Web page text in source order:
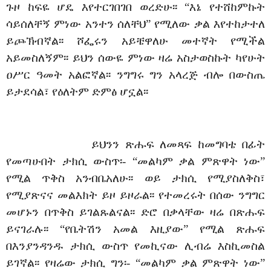
ጉዞ ከፍዬ ሆዴ እየተርገበገበ ወረድሁ፡፡ “እኔ የተሸከምኩት
ሳይሰለቸኝ ምነው አንተን ሰለቸህ” የሚለው ቃል እየተከታተለ
ይጮኽብኛል፡፡ ሾፌሩን አይቼዋለሁ መተኛት የሚችል
አይመስለኝም፡፡ ይህን ሰውዬ ምነው ዛሬ አስታወስኩት ካየሁት
ዐሥር ዓመት አልፎኛል፡፡ ንግግሩ ግን አላረጅ ብሎ በውስጤ
ይታደሳል፣ የዕለትም ድምፅ ሆኗል፡፡
ይህንን ጽሑፍ ለመጻፍ ከመግባቴ በፊት
የመጣሁበት ታክሲ ውስጥ፡- “መልካም ቃል ምጽዋት ነው”
የሚል ጥቅስ አንብቤአለሁ፡፡ ወይ ታክሲ የሚያስለቅስ፣
የሚያጽናና መልእክት ይዞ ይዞራል፡፡ የተመረሩት በሰው ንግግር
መሆኑን በጥቅስ ይገልጹልናል፡፡ ድሮ በቃላቸው ዛሬ በጽሑፍ
ይናገራሉ፡፡ “የቤትሽን አመል እዚያው” የሚል ጽሑፍ
በእንያንዳንዱ ታክሲ ውስጥ የመኪናው ሊብሬ እስኪመስል
ይገኛል፡፡ የዛሬው ታክሲ ግን፡- “መልካም ቃል ምጽዋት ነው”